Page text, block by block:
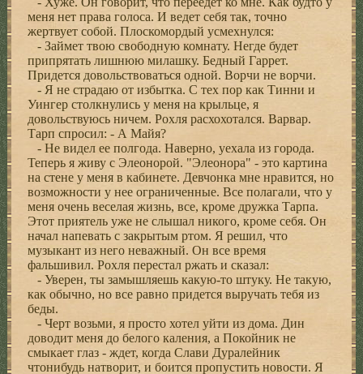
меня нет права голоса. И ведет себя так, точно
жертвует собой. Плоскомордый усмехнулся:
- Займет твою свободную комнату. Негде будет
припрятать лишнюю милашку. Бедный Гаррет.
Придется довольствоваться одной. Ворчи не ворчи.
- Я не страдаю от избытка. С тех пор как Тинни и
Уингер столкнулись у меня на крыльце, я
довольствуюсь ничем. Рохля расхохотался. Варвар.
Тарп спросил: - А Майя?
- Не видел ее полгода. Наверно, уехала из города.
Теперь я живу с Элеонорой. "Элеонора" - это картина
на стене у меня в кабинете. Девчонка мне нравится, но
возможности у нее ограниченные. Все полагали, что у
меня очень веселая жизнь, все, кроме дружка Тарпа.
Этот приятель уже не слышал никого, кроме себя. Он
начал напевать с закрытым ртом. Я решил, что
музыкант из него неважный. Он все время
фальшивил. Рохля перестал ржать и сказал:
- Уверен, ты замышляешь какую-то штуку. Не такую,
как обычно, но все равно придется выручать тебя из
беды.
- Черт возьми, я просто хотел уйти из дома. Дин
доводит меня до белого каления, а Покойник не
смыкает глаз - ждет, когда Слави Дуралейник
чтонибудь натворит, и боится пропустить новости. Я